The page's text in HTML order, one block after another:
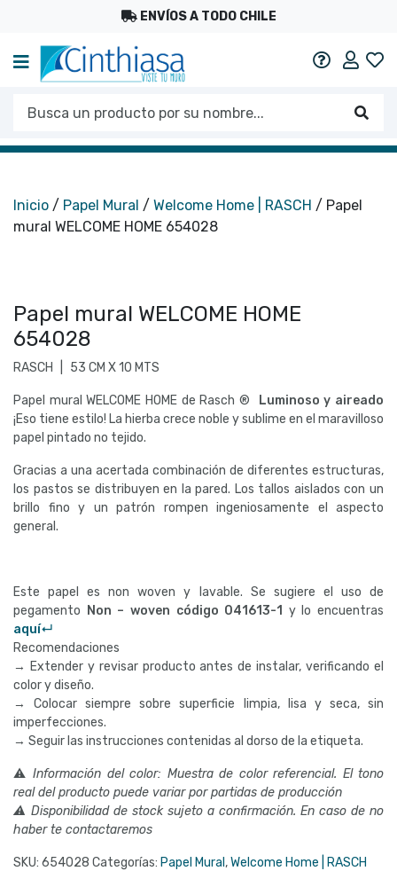
ENVÍOS A TODO CHILE
Mi
Busca un producto por su nombre...
Inicio / Papel Mural / Welcome Home | RASCH / Papel
mural WELCOME HOME 654028
Papel mural WELCOME HOME
654028
RASCH 53 CM X 10 MTS
Papel mural WELCOME HOME de Rasch ®
Luminoso y aireado
¡Eso tiene estilo! La hierba crece noble y sublime en el maravilloso
papel pintado no tejido.
Gracias a una acertada combinación de diferentes estructuras,
los pastos se distribuyen en la pared. Los tallos aislados con un
brillo fino y un patrón rompen ingeniosamente el aspecto
general.
Este papel es non woven y lavable. Se sugiere el uso de
pegamento Non – woven código 041613-1 y lo encuentras
aquí↵
Recomendaciones
→ Extender y revisar producto antes de instalar, verificando el
color y diseño.
→ Colocar siempre sobre superficie limpia, lisa y seca, sin
imperfecciones.
→ Seguir las instrucciones contenidas al dorso de la etiqueta.
⚠ Información del color: Muestra de color referencial. El tono
real del producto puede variar por partidas de producción
⚠ Disponibilidad de stock sujeto a confirmación. En caso de no
haber te contactaremos
SKU: 654028 Categorías: Papel Mural ,Welcome Home | RASCH